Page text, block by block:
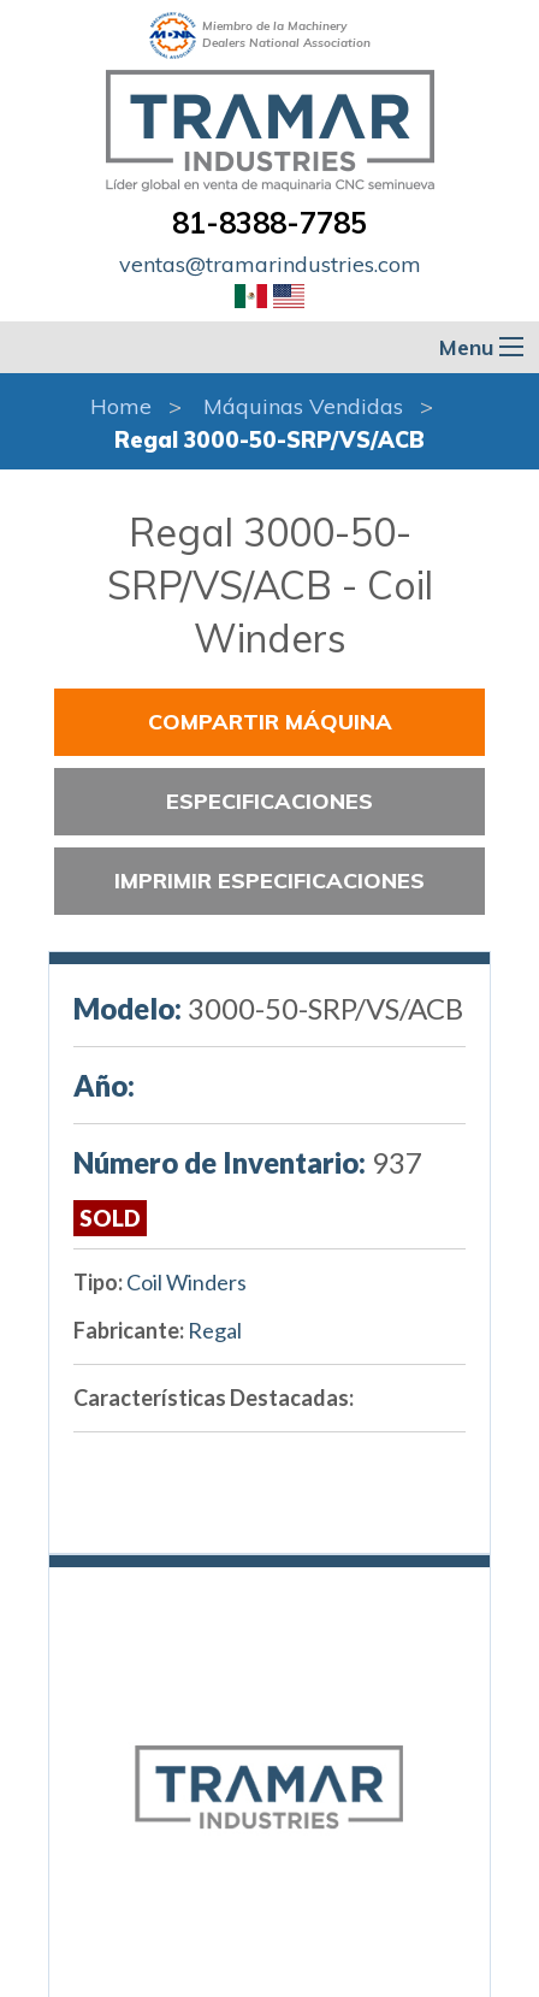
Miembro de la Machinery
Dealers National Association
81-8388-7785
ventas@tramarindustries.com
Menu
Home
Máquinas Vendidas
Regal 3000-50-SRP/VS/ACB
Regal 3000-50-
SRP/VS/ACB - Coil
Winders
COMPARTIR MÁQUINA
ESPECIFICACIONES
IMPRIMIR ESPECIFICACIONES
Modelo: 3000-50-SRP/VS/ACB
Año:
Número de Inventario: 937
SOLD
Tipo:Coil Winders
Fabricante: Regal
Características Destacadas: